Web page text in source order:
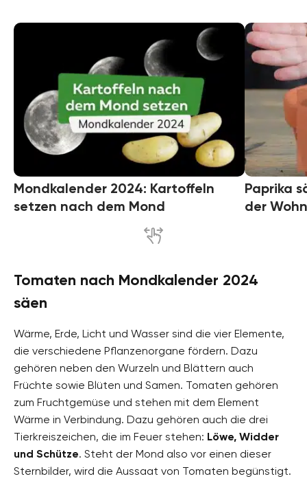
Mondkalender 2024: Kartoffeln
setzen nach dem Mond
Paprika
der
Tomaten nach Mondkalender 2024
säen
Wärme, Erde, Licht und Wasser sind die vier Elemente,
die verschiedene Pflanzenorgane fördern. Dazu
gehören neben den Wurzeln und Blättern auch
Früchte sowie Blüten und Samen. Tomaten gehören
zum Fruchtgemüse und stehen mit dem Element
Wärme in Verbindung. Dazu gehören auch die drei
Tierkreiszeichen, die im Feuer stehen: Löwe, Widder
und Schütze. Steht der Mond also vor einen dieser
Sternbilder, wird die Aussaat von Tomaten begünstigt.